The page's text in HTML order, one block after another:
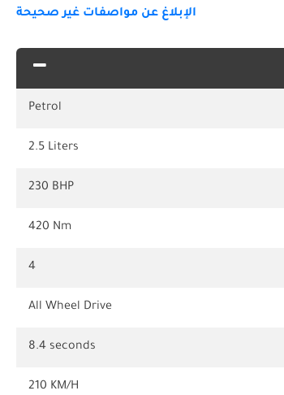
الإبلاغ عن مواصفات غير صحيحة
Petrol
2.5 Liters
230 BHP
420 Nm
4
All Wheel Drive
8.4 seconds
210 KM/H